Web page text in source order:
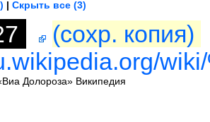
| Скрыть все (3)
(сохр. копия)
Долороза» Википедия